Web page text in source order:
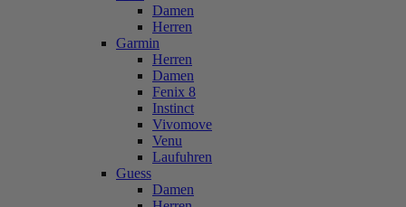
Damen
Herren
Garmin
Herren
Damen
Fenix 8
Instinct
Vivomove
Venu
Laufuhren
Guess
Damen